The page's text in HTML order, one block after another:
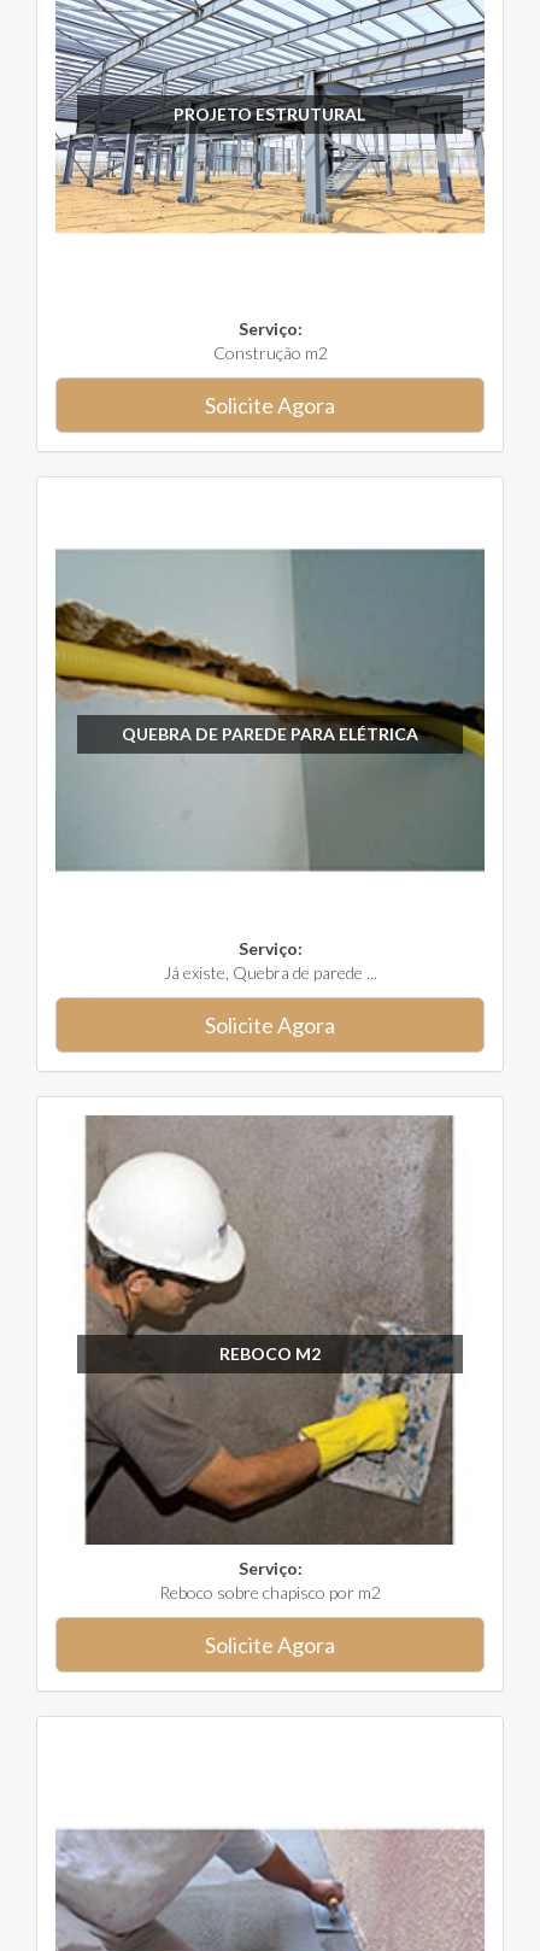
PROJETO ESTRUTURAL
Serviço:
Construção m2
Solicite Agora
QUEBRA DE PAREDE PARA ELÉTRICA
Serviço:
Já existe, Quebra de parede ...
Solicite Agora
REBOCO M2
Serviço:
Reboco sobre chapisco por m2
Solicite Agora